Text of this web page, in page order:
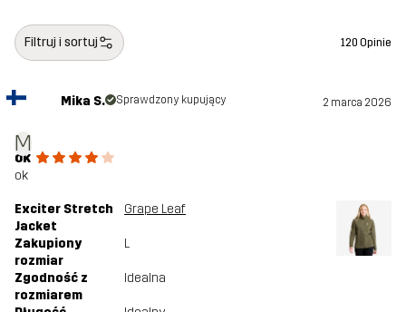
Filtruj i sortuj 120 Opinie
M
Mika S. Sprawdzony kupujący 2 marca 2026
ok
ok
Exciter Stretch
Jacket
Grape Leaf
Zakupiony
rozmiar
L
Zgodność z
rozmiarem
Idealna